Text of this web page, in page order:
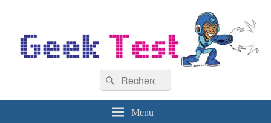
Recherche :
Rechercher
Menu